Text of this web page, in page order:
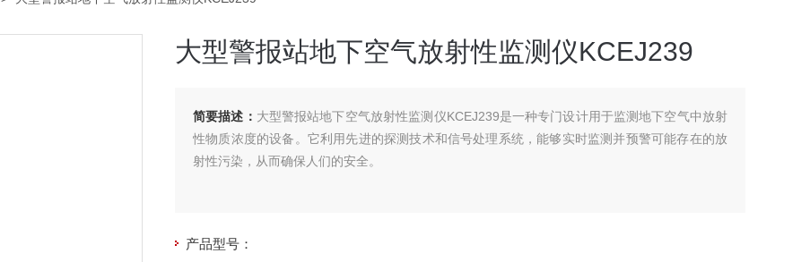
大型警报站地下空气放射性监测仪KCEJ239
简要描述： 大型警报站地下空气放射性监测仪KCEJ239是一种专门设计用于监测地下空气中放射
性物质浓度的设备。它利用先进的探测技术和信号处理系统，能够实时监测并预警可能存在的放
射性污染，从而确保人们的安全。
产品型号：